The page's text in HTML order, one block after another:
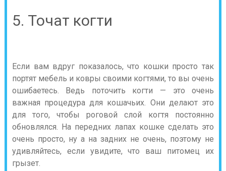
5. Точат когти
Если вам вдруг показалось, что кошки просто так
портят мебель и ковры своими когтями, то вы очень
ошибаетесь. Ведь поточить когти — это очень
важная процедура для кошачьих. Они делают это
для того, чтобы роговой слой когтя постоянно
обновлялся. На передних лапах кошке сделать это
очень просто, ну а на задних не очень, поэтому не
удивляйтесь, если увидите, что ваш питомец их
грызет.